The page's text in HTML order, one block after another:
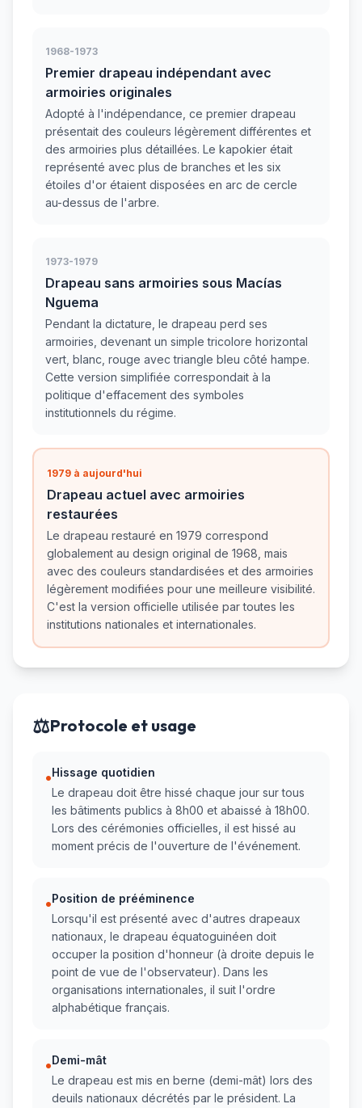
1968-1973
Premier drapeau indépendant avec
armoiries originales
Adopté à l'indépendance, ce premier drapeau
présentait des couleurs légèrement différentes et
des armoiries plus détaillées. Le kapokier était
représenté avec plus de branches et les six
étoiles d'or étaient disposées en arc de cercle
au-dessus de l'arbre.
1973-1979
Drapeau sans armoiries sous Macías
Nguema
Pendant la dictature, le drapeau perd ses
armoiries, devenant un simple tricolore horizontal
vert, blanc, rouge avec triangle bleu côté hampe.
Cette version simplifiée correspondait à la
politique d'effacement des symboles
institutionnels du régime.
1979 à aujourd'hui
Drapeau actuel avec armoiries
restaurées
Le drapeau restauré en 1979 correspond
globalement au design original de 1968, mais
avec des couleurs standardisées et des armoiries
légèrement modifiées pour une meilleure visibilité.
C'est la version officielle utilisée par toutes les
institutions nationales et internationales.
⚖️Protocole et usage
•Hissage quotidien
Le drapeau doit être hissé chaque jour sur tous
les bâtiments publics à 8h00 et abaissé à 18h00.
Lors des cérémonies officielles, il est hissé au
moment précis de l'ouverture de l'événement.
•Position de prééminence
Lorsqu'il est présenté avec d'autres drapeaux
nationaux, le drapeau équatoguinéen doit
occuper la position d'honneur (à droite depuis le
point de vue de l'observateur). Dans les
organisations internationales, il suit l'ordre
alphabétique français.
•Demi-mât
Le drapeau est mis en berne (demi-mât) lors des
deuils nationaux décrétés par le président. La